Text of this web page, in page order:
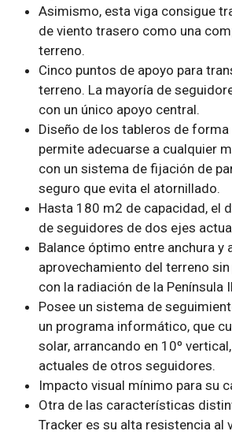
Asimismo, esta viga consigue
de viento trasero como una
terreno.
Cinco puntos de apoyo para
terreno. La mayoría de
con un único apoyo central.
Diseño de los tableros de forma
permite adecuarse a cualquier
con un sistema de fijación de
seguro que evita el atornillado.
Hasta 180 m2 de capacidad, el
de seguidores de dos ejes
Balance óptimo entre anchura y
aprovechamiento del terreno
con la radiación de la Península
Posee un sistema de
un programa informático, que
solar, arrancando en 10º
actuales de otros seguidores.
Impacto visual mínimo para su
Otra de las características
Tracker es su alta resistencia al